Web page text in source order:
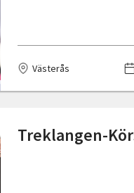
Västerås
Treklangen-